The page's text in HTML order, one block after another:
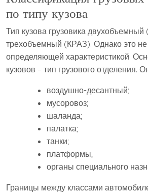
по типу кузова
Тип кузова грузовика
трехобъемный (КРАЗ). Однако это не
определяющей характеристикой.
кузовов – тип грузового отделения.
воздушно-десантный;
мусоровоз;
шаланда;
палатка;
танки;
платформы;
органы специального
Границы между классами